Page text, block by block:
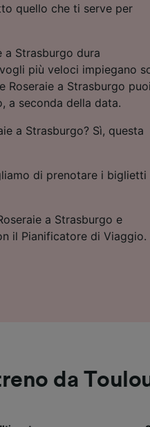
quello che ti serve per
a Strasburgo dura
più veloci impiegano
Roseraie a Strasburgo puoi
a seconda della data.
a Strasburgo? Sì, questa
di prenotare i biglietti
a Strasburgo e
il Pianificatore di Viaggio.
da